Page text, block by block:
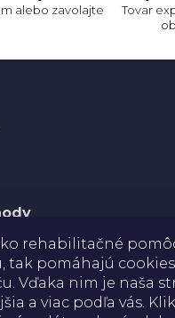
rehabilitačné
tak pomáhajú
Vďaka nim je naša
a viac podľa vás.
alebo zavolajte
Tovar